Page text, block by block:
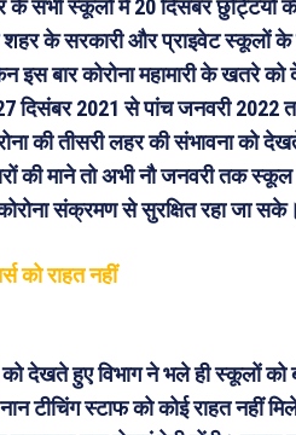
के सभी स्कूलों में 20 दिसंबर छुट्टियों
शहर के सरकारी और प्राइवेट स्कूलों
इस बार कोरोना महामारी के खतरे
दिसंबर 2021 से पांच जनवरी
की तीसरी लहर की संभावना को
की माने तो अभी नौ जनवरी तक
संक्रमण से सुरक्षित रहा जा सके।
को राहत नहीं
देखते हुए विभाग ने भले ही स्कूलों
टीचिंग स्टाफ को कोई राहत नहीं